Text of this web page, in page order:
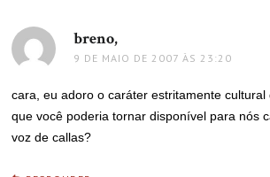
breno,
9 DE MAIO DE 2007 ÀS 23:20
cara, eu adoro o caráter estritamente cultural
que você poderia tornar disponível para nós
voz de callas?